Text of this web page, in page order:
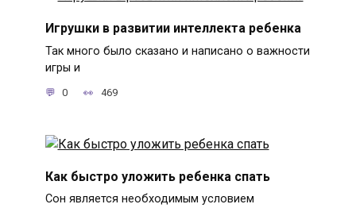
Игрушки в развитии интеллекта ребенка
Так много было сказано и написано о важности
игры и
0 469
Как быстро уложить ребенка спать
Сон является необходимым условием